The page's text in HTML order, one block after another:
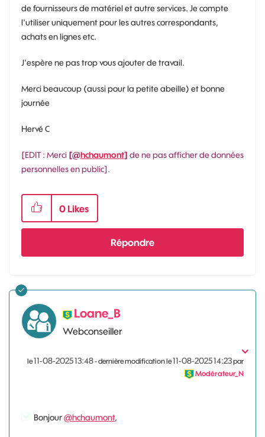
de fournisseurs de matériel et autre services. Je compte
l'utiliser uniquement pour les autres correspondants,
achats en lignes etc.
J'espère ne pas trop vous ajouter de travail.
Merci beaucoup (aussi pour la petite abeille) et bonne
journée
Hervé C
[EDIT : Merci [@hchaumont] de ne pas afficher de données
personnelles en public].
0 Likes
Répondre
Loane_B
Webconseiller
le‎11-08-202513:48- dernière modification le‎11-08-202514:23par
Modérateur_N
Bonjour@hchaumont,